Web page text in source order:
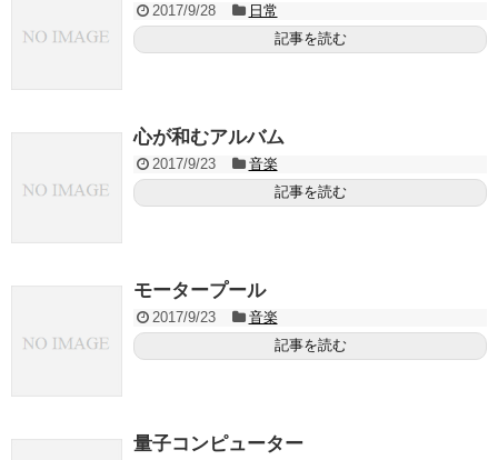
2017/9/28
日常
記事を読む
心が和むアルバム
2017/9/23
音楽
記事を読む
モータープール
2017/9/23
音楽
記事を読む
量子コンピューター